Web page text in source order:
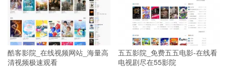
酷客影院_在线视频网站_海量高
清视频极速观看
五五影院_免费五五电影-在线看
电视剧尽在55影院